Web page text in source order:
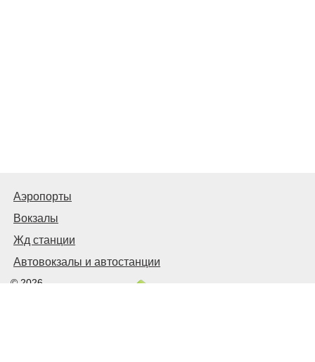
Аэропорты
Вокзалы
Жд станции
Автовокзалы и автостанции
© 2026